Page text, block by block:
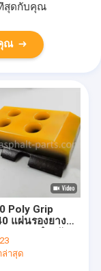
สุดกับคุณ
ณ
Poly Grip
แผ่นรองยาง
งล่าง
ล่าสุด